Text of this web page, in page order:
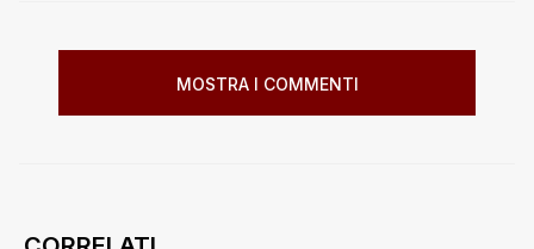
MOSTRA I COMMENTI